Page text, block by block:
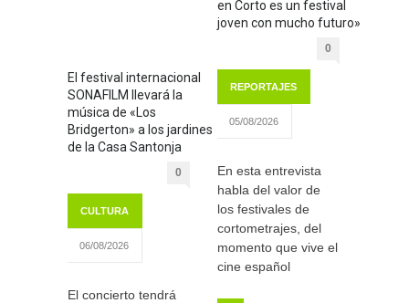
El festival internacional
SONAFILM llevará la
música de «Los
Bridgerton» a los jardines
de la Casa Santonja
0
CULTURA
06/08/2026
El concierto tendrá
en Corto es un festival
joven con mucho futuro»
0
REPORTAJES
05/08/2026
En esta entrevista
habla del valor de
los festivales de
cortometrajes, del
momento que vive el
cine español